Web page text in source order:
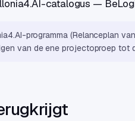
catalogus —
programma (Relanceplan
van de ene projectoproep tot